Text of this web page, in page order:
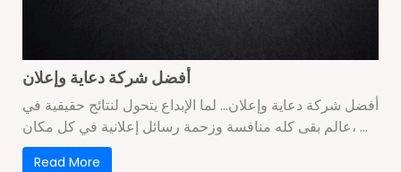
أفضل شركة دعاية وإعلان
أفضل شركة دعاية وإعلان… لما الإبداع يتحول لنتائج حقيقية في
عالم بقى كله منافسة وزحمة رسائل إعلانية في كل مكان، ...
Read More